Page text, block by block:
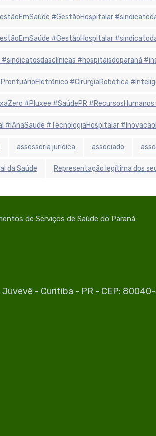
#GestãoHospitalar
#GestãoHospitalar
#hospitaisdoparaná
#CirurgiaRobótica
#Pluxee #SaúdePR
#IAnaSaude #TecnologiaHospitalar
assessoria jurídica associado
da Saúde Representação legítima dos
de Serviços de Saúde do Paraná
- Curitiba - PR - CEP: